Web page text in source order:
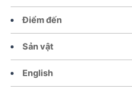
Điểm đến
Sản vật
English